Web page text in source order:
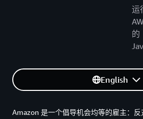
运
的
English
Amazon 是一个倡导机会均等的雇主：